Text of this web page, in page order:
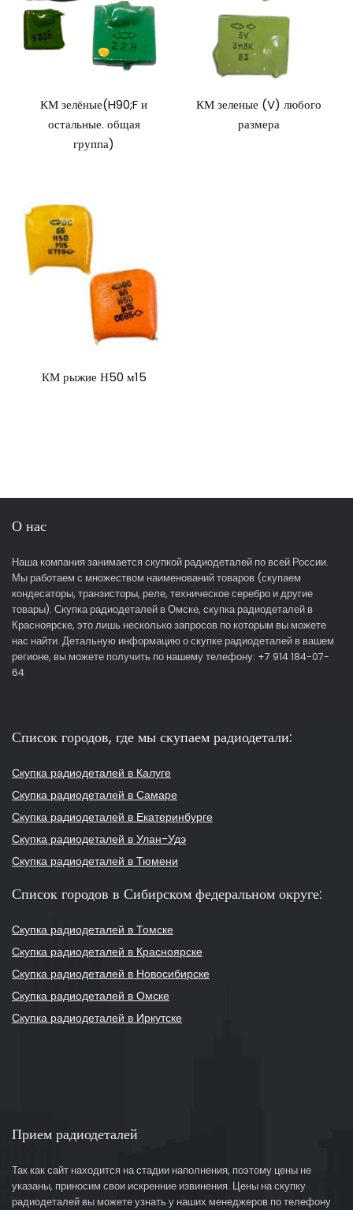
КМ зелёные(H90;F и
остальные. общая
группа)
КМ зеленые (V) любого
размера
КМ рыжие Н50 м15
О нас
Наша компания занимается скупкой радиодеталей по всей России.
Мы работаем с множеством наименований товаров (скупаем
кондесаторы, транзисторы, реле, техническое серебро и другие
товары). Скупка радиодеталей в Омске, скупка радиодеталей в
Красноярске, это лишь несколько запросов по которым вы можете
нас найти. Детальную информацию о скупке радиодеталей в вашем
регионе, вы можете получить по нашему телефону: +7 914 184-07-
64
Список городов, где мы скупаем радиодетали:
Скупка радиодеталей в Калуге
Скупка радиодеталей в Самаре
Скупка радиодеталей в Екатеринбурге
Скупка радиодеталей в Улан-Удэ
Скупка радиодеталей в Тюмени
Список городов в Сибирском федеральном округе:
Скупка радиодеталей в Томске
Скупка радиодеталей в Красноярске
Скупка радиодеталей в Новосибирске
Скупка радиодеталей в Омске
Скупка радиодеталей в Иркутске
Прием радиодеталей
Так как сайт находится на стадии наполнения, поэтому цены не
указаны, приносим свои искренние извинения. Цены на скупку
радиодеталей вы можете узнать у наших менеджеров по телефону